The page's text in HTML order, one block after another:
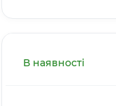
В наявності